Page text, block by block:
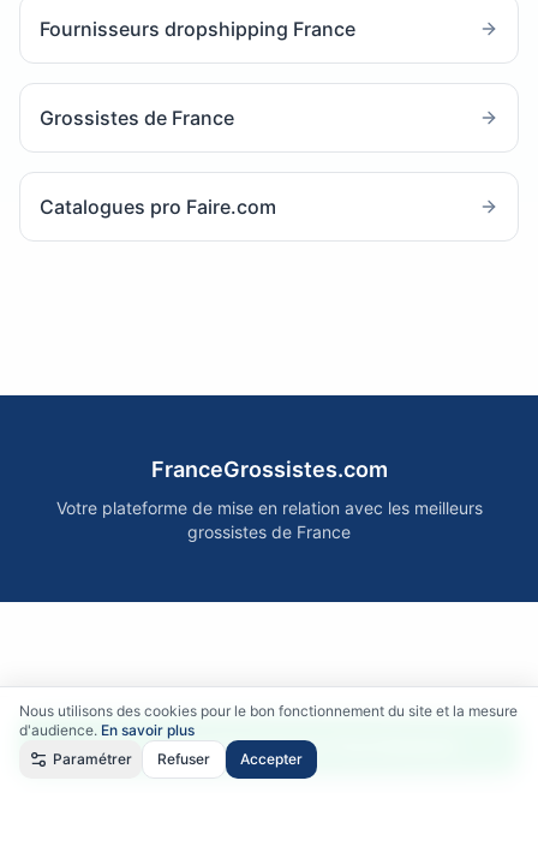
Nous utilisons des cookies pour le bon fonctionnement du site et la mesure
d'audience. En savoir plus
Paramétrer
Refuser Accepter
Fournisseurs dropshipping France
Grossistes de France
Catalogues pro Faire.com
Accéder gratuitement aux fournisseurs
FranceGrossistes.com
Votre plateforme de mise en relation avec les meilleurs
grossistes de France